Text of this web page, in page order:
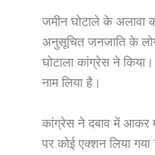
जमीन घोटाले के अलावा
अनुसूचित जनजाति के
घोटाला कांग्रेस ने
नाम लिया है।
कांग्रेस ने दबाव में आकर
पर कोई एक्शन लिया